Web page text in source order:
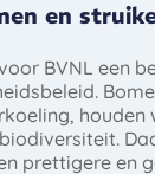
en
BVNL een
houden
prettigere en